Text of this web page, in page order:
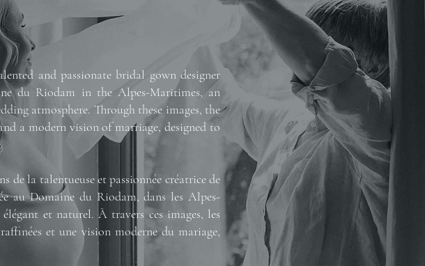
and passionate bridal gown designer
du Riodam in the Alpes-Maritimes, an
atmosphere. Through these images, the
a modern vision of marriage, designed to
de la talentueuse et passionnée créatrice de
au Domaine du Riodam, dans les Alpes-
et naturel. À travers ces images, les
et une vision moderne du mariage,